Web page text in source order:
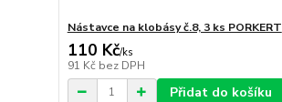
Nástavce na klobásy č.8, 3 ks PORKERT
110 Kč/ks
91 Kč bez DPH
Přidat do košíku